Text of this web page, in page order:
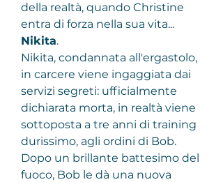
della realtà, quando Christine
entra di forza nella sua vita...
Nikita.
Nikita, condannata all'ergastolo,
in carcere viene ingaggiata dai
servizi segreti: ufficialmente
dichiarata morta, in realtà viene
sottoposta a tre anni di training
durissimo, agli ordini di Bob.
Dopo un brillante battesimo del
fuoco, Bob le dà una nuova